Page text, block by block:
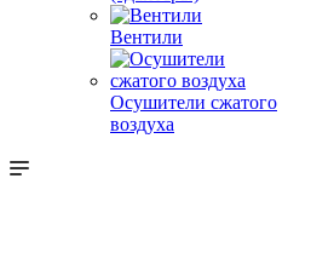
Вентили
Осушители сжатого
воздуха